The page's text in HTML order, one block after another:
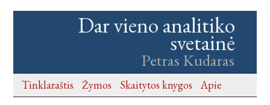
Dar vieno analitiko
svetainė
Petras Kudaras
Tinklaraštis Žymos Skaitytos knygos Apie